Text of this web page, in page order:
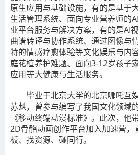
原生应用与基础设施，有的是基于
生活管理系统、面向专业营养师的
业平台服务与解决方案，有的是AI
曲谱转译与协作系统、通过图像与
特的情感疗愈体验等文化娱乐与内
庭花植养护难题、面向3-12岁孩子
应用等大健康与生活服务。
毕业于北京大学的北京哪吒互
苏魁，曾参与编写了我国文化领域
《移动终端动漫标准》。此次，他
2D骨骼动画创作平台加入加速营，
板、找资源、碰同行。